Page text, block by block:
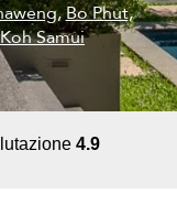
,Bo Phut,
Samui
4.9